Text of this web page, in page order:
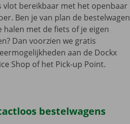
vlot bereikbaar met het openbaar
Ben je van plan de bestelwagen
halen met de fiets of je eigen
Dan voorzien we gratis
aan de Dockx
Shop of het Pick-up Point.
bestelwagens